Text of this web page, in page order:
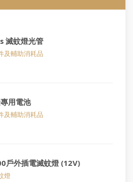
滅蚊燈光管
及輔助消耗品
用電池
及輔助消耗品
戶外插電滅蚊燈 (12V)
燈